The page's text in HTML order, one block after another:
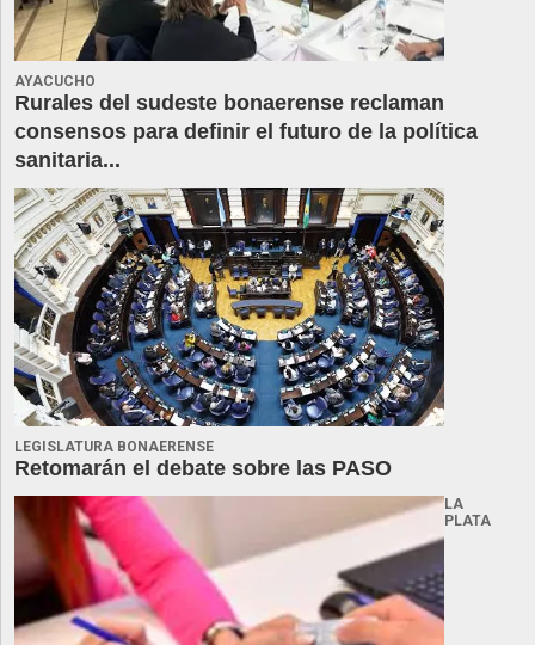
AYACUCHO
Rurales del sudeste bonaerense reclaman
consensos para definir el futuro de la política
sanitaria...
LEGISLATURA BONAERENSE
Retomarán el debate sobre las PASO
LA
PLATA